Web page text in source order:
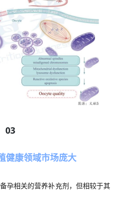
03
健康领域市场庞大
孕相关的营养补充剂，但相较于其